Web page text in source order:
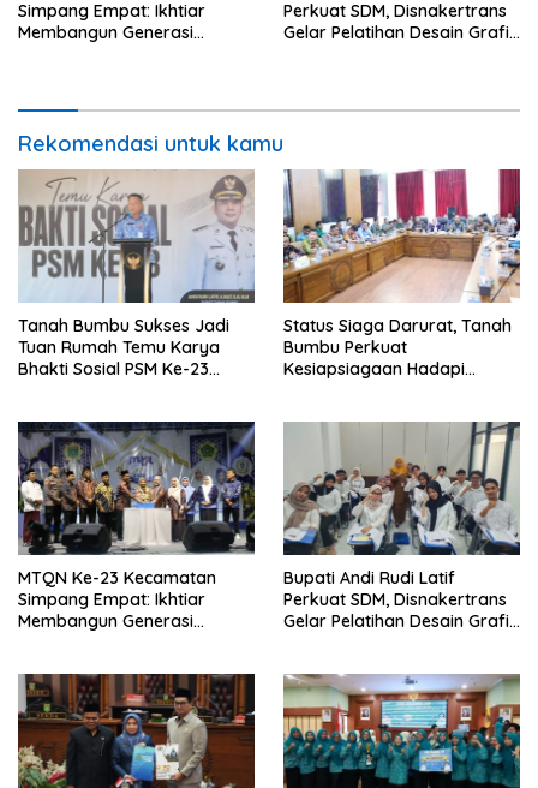
Simpang Empat: Ikhtiar
Membangun Generasi
Perkuat SDM, Disnakertrans
Gelar Pelatihan Desain Grafis
Rekomendasi untuk kamu
Tanah Bumbu Sukses Jadi
Tuan Rumah Temu Karya
Bhakti Sosial PSM Ke-23
Status Siaga Darurat, Tanah
Bumbu Perkuat
Kesiapsiagaan Hadapi
MTQN Ke-23 Kecamatan
Simpang Empat: Ikhtiar
Membangun Generasi
Bupati Andi Rudi Latif
Perkuat SDM, Disnakertrans
Gelar Pelatihan Desain Grafis